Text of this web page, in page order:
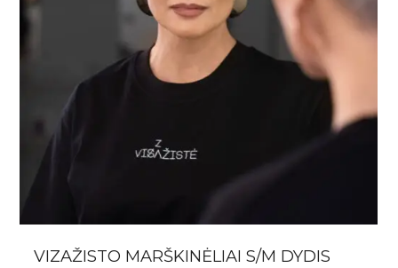
VIZAŽISTO MARŠKINĖLIAI S/M DYDIS